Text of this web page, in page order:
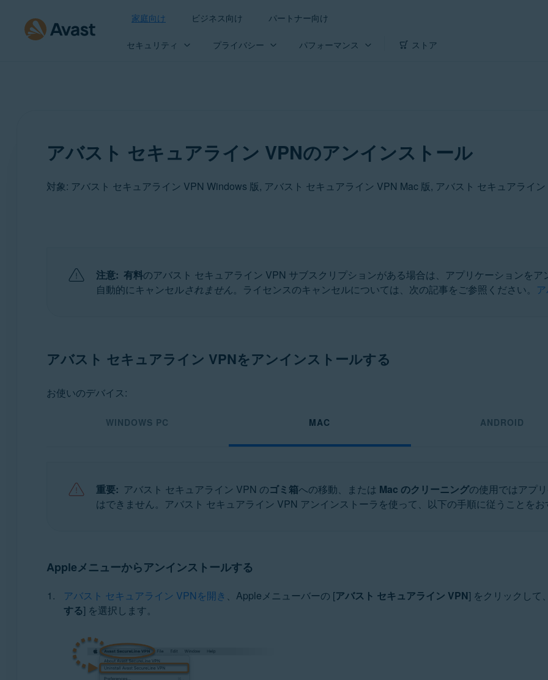
家庭向け ビジネス向け パートナー向け
セキュリティ プライバシー パフォーマンス ストア
アバスト セキュアライン VPNのアンインストール
アバスト セキュアライン VPN 4.x Mac 版
アバスト セキュアライン VPN 6.x Android 版
Microsoft Windows 10 Home / Pro / Enterprise / Education - 32 / 64 ビット
Microsoft Windows 8 / Pro / Enterprise - 32 / 64 ビット
Apple macOS 10.15.x（Catalina）
Apple macOS 10.14.x（Mojave）
Google Android 6.0（Marshmallow、API 23）以降
Apple iOS 14.0 以降
注意: 有料のアバスト セキュアライン VPN サブスクリプションがある場合は、アプリケーションを
自動的にキャンセルされません。ライセンスのキャンセルについては、次の記事をご参照ください。
アバスト セキュアライン VPNをアンインストールする
お使いのデバイス:
WINDOWS PC MAC ANDROID
重要: アバスト セキュアライン VPN のゴミ箱への移動、または Mac のクリーニングの使用ではアプ
はできません。アバスト セキュアライン VPN アンインストーラを使って、以下の手順に従うことを
Appleメニューからアンインストールする
アバスト セキュアライン VPNを開き 、Appleメニューバーの [アバスト セキュアライン VPN] をクリックして
する] を選択します。